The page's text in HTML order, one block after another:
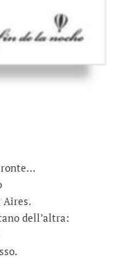
Aires.
dell’altra: